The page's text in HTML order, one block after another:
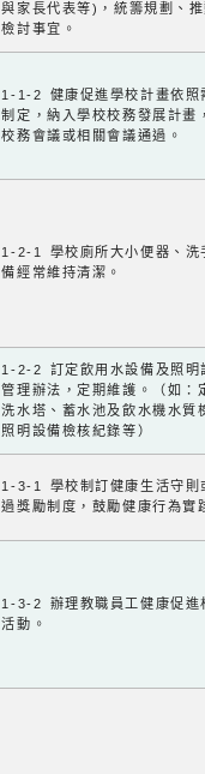
與家長代表等)，統籌規劃、
檢討事宜。
1-1-2 健康促進學校計畫依照
制定，納入學校校務發展計畫
校務會議或相關會議通過。
1-2-1 學校廁所大小便器、洗
備經常維持清潔。
1-2-2 訂定飲用水設備及照明
管理辦法，定期維護。（如：
洗水塔、蓄水池及飲水機水質
照明設備檢核紀錄等）
1-3-1 學校制訂健康生活守則
過獎勵制度，鼓勵健康行為實
1-3-2 辦理教職員工健康促進
活動。